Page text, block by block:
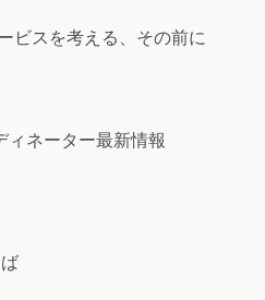
ビスを考える、その前に
ィネーター最新情報